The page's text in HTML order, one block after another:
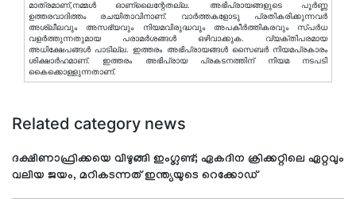
മാത്രമാണ്,നമ്മൾ ഓണ്ലൈന്റേതല്ല. അഭിപ്രായങ്ങളുടെ പൂർണ്ണ
ഉത്തരവാദിത്തം രചയിതാവിനാണ്. വാര്‍ത്തകളോടു പ്രതികരിക്കുന്നവര്‍
അശ്ലീലവും അസഭ്യവും നിയമവിരുദ്ധവും അപകീര്‍ത്തികരവും സ്പര്‍ധ
വളര്‍ത്തുന്നതുമായ പരാമര്‍ശങ്ങള്‍ ഒഴിവാക്കുക. വ്യക്തിപരമായ
അധിക്ഷേപങ്ങള്‍ പാടില്ല. ഇത്തരം അഭിപ്രായങ്ങള്‍ സൈബര്‍ നിയമപ്രകാരം
ശിക്ഷാര്‍ഹമാണ്. ഇത്തരം അഭിപ്രായ പ്രകടനത്തിന് നിയമ നടപടി
കൈക്കൊള്ളുന്നതാണ്.
Related category news
ദക്ഷിണാഫ്രിക്കയെ വിഴുങ്ങി ഇംഗ്ലണ്ട്; ഏകദിന ക്രിക്കറ്റിലെ ഏറ്റവും
വലിയ ജയം, മറികടന്നത് ഇന്ത്യയുടെ റെക്കോഡ്